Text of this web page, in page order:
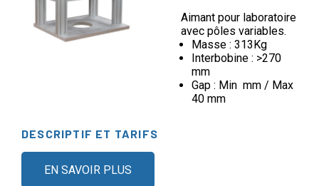
Aimant pour laboratoire
avec pôles variables.
Masse : 313Kg
Interbobine : >270
mm
Gap : Min mm / Max
40 mm
DESCRIPTIF ET TARIFS
EN SAVOIR PLUS